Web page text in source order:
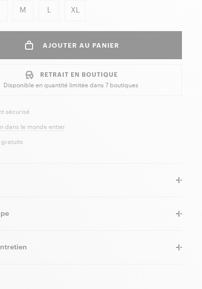
M L XL
AJOUTER AU PANIER
RETRAIT EN BOUTIQUE
Disponible en quantité limitée dans7 boutiques
sécurisé
dans le monde entier
gratuits